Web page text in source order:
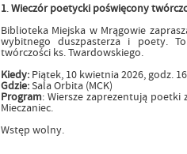
1.Wieczór poetycki poświęcony
Biblioteka Miejska w Mrągowie
wybitnego duszpasterza i poety.
twórczości ks. Twardowskiego.
Kiedy:Piątek, 10 kwietnia 2026, godz.
Gdzie:Sala Orbita (MCK)
Program: Wiersze zaprezentują poetki
Mieczaniec.
Wstęp wolny.